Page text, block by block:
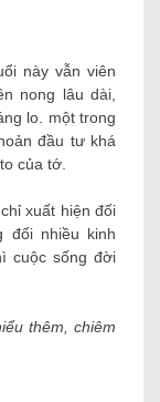
này vẫn viên
nong lâu dài,
lo. một trong
đầu tư khá
của tớ.
xuất hiện đối
đối nhiều kinh
cuộc sống đời
thêm, chiêm